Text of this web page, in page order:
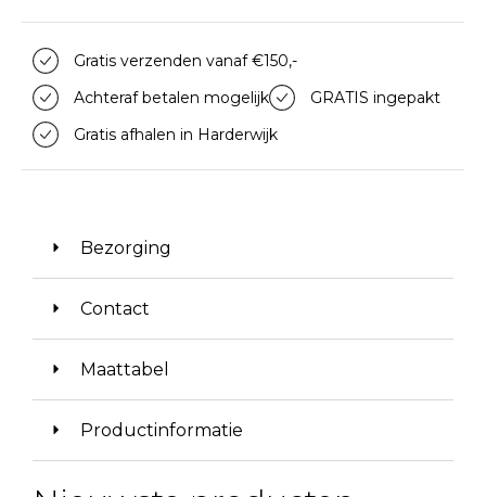
Gratis verzenden vanaf €150,-
Achteraf betalen mogelijk
GRATIS ingepakt
Gratis afhalen in Harderwijk
Bezorging
Contact
Maattabel
Productinformatie